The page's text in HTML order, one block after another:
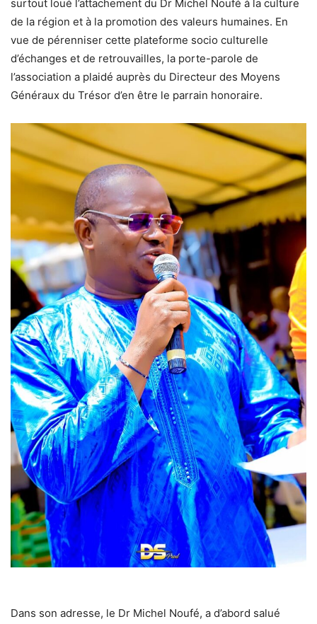
surtout loué l’attachement du Dr Michel Noufé à la culture
de la région et à la promotion des valeurs humaines. En
vue de pérenniser cette plateforme socio culturelle
d’échanges et de retrouvailles, la porte-parole de
l’association a plaidé auprès du Directeur des Moyens
Généraux du Trésor d’en être le parrain honoraire.
Dans son adresse, le Dr Michel Noufé, a d’abord salué